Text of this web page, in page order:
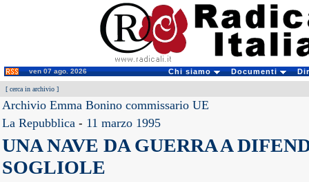
ven 07 ago. 2026 Chi siamo Documenti
[ cerca in archivio ]
Archivio Emma Bonino commissario UE
La Repubblica - 11 marzo 1995
UNA NAVE DA GUERRA A
SOGLIOLE